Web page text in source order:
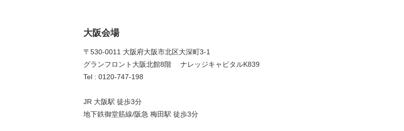
大阪会場
〒530-0011 大阪府大阪市北区大深町3-1
グランフロント大阪北館8階 ナレッジキャピタルK839
Tel : 0120-747-198
JR 大阪駅 徒歩3分
地下鉄御堂筋線/阪急 梅田駅 徒歩3分